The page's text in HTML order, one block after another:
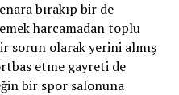
bırakıp bir de
harcamadan toplu
sorun olarak yerini almış
etme gayreti de
bir spor salonuna